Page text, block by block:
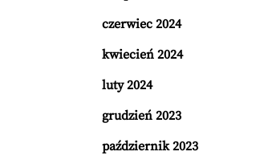
czerwiec 2024
kwiecień 2024
luty 2024
grudzień 2023
październik 2023